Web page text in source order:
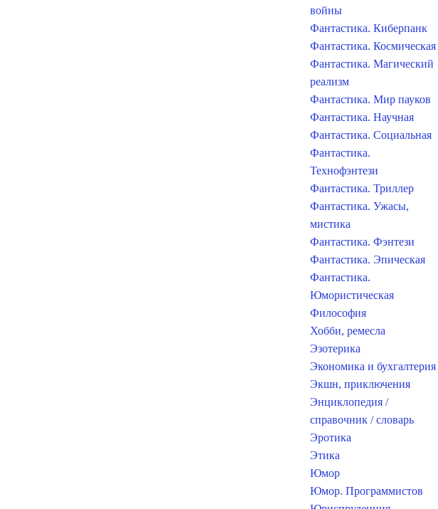
войны
Фантастика. Киберпанк
Фантастика. Космическая
Фантастика. Магический
реализм
Фантастика. Мир пауков
Фантастика. Научная
Фантастика. Социальная
Фантастика.
Технофэнтези
Фантастика. Триллер
Фантастика. Ужасы,
мистика
Фантастика. Фэнтези
Фантастика. Эпическая
Фантастика.
Юмористическая
Философия
Хобби, ремесла
Эзотерика
Экономика и бухгалтерия
Экшн, приключения
Энциклопедия /
справочник / словарь
Эротика
Этика
Юмор
Юмор. Программистов